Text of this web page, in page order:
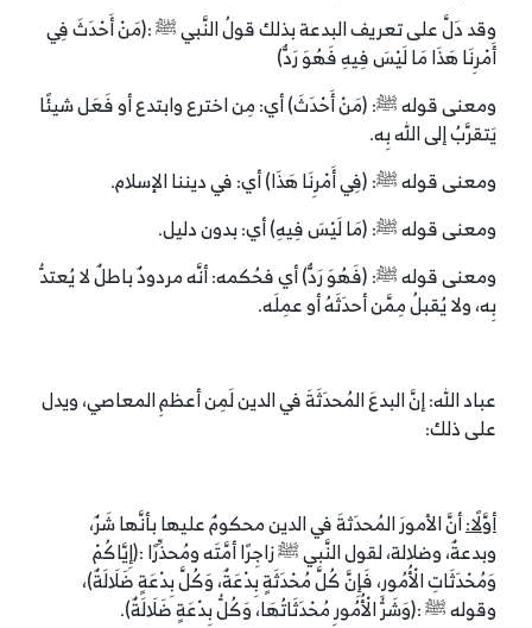
وقد دَلَّ على تعريف البدعة بذلك قولُ النَّبي ﷺ :(مَنْ أَحْدَثَ فِي
أَمْرِنَا هَذَا مَا لَيْسَ فِيهِ فَهُوَ رَدٌّ)
ومعنى قوله ﷺ: (مَنْ أَحْدَثَ) أي: مِن اخترع وابتدع أو فَعَل شيئًا
يَتقرَّبُ إلى الله بِه.
ومعنى قوله ﷺ: (فِي أَمْرِنَا هَذَا) أي: في ديننا الإسلام.
ومعنى قوله ﷺ: (مَا لَيْسَ فِيهِ) أي: بدون دليل.
ومعنى قوله ﷺ: (فَهُوَ رَدٌّ) أي فحُكمه: أنَّه مردودٌ باطلٌ لا يُعتدُّ
بِه، ولا يُقبلُ مِمَّن أحدَثَهُ أو عمِلَه.
عباد الله: إنَّ البدعَ المُحدَثَةَ في الدين لَمِن أعظمِ المعاصي، ويدل
على ذلك:
أوَّلًا:أنَّ الأمورَ المُحدَثةَ في الدين محكومٌ عليها بأنَّها شَرٌ،
وبدعةٌ، وضلالة، لقول النَّبي ﷺ زاجِرًا أمَّتَه ومُحذِّرًا :(إِيَّاكُمْ
وَمُحْدَثَاتِ الْأُمُورِ، فَإِنَّ كُلَّ مُحْدَثَةٍ بِدْعَةٌ، وَكُلَّ بِدْعَةٍ ضَلَالَةٌ)،
وقوله ﷺ :(وَشَرُّ الْأُمُورِ مُحْدَثَاتُهَا، وَكُلُّ بِدْعَةٍ ضَلَالَةٌ).